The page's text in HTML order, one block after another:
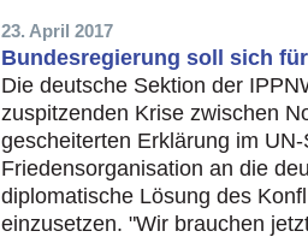
23. April 2017
Bundesregierung soll sich
Die deutsche Sektion der
zuspitzenden Krise zwischen
gescheiterten Erklärung im
Friedensorganisation an die
diplomatische Lösung des
einzusetzen. "Wir brauchen